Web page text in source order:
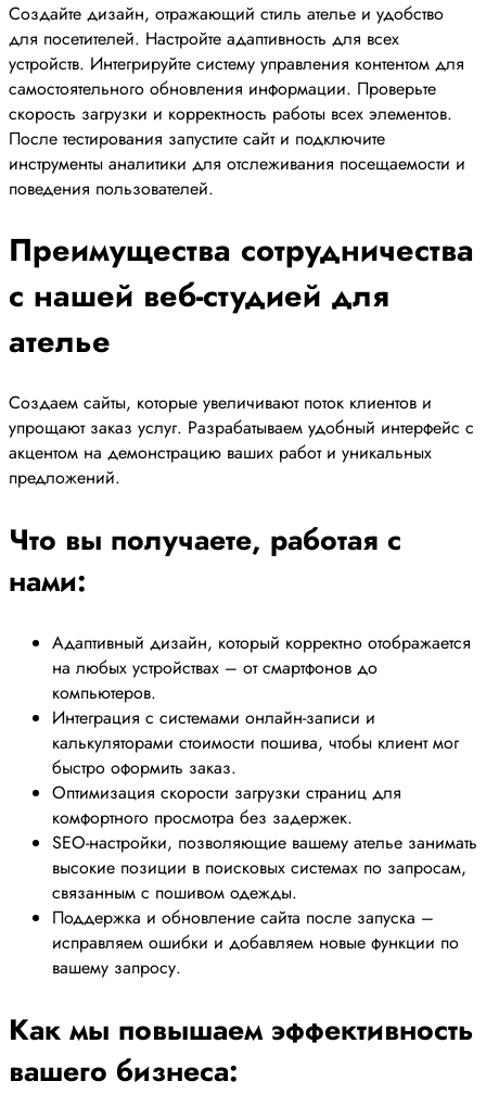
Создайте дизайн, отражающий стиль ателье и удобство
для посетителей. Настройте адаптивность для всех
устройств. Интегрируйте систему управления контентом для
самостоятельного обновления информации. Проверьте
скорость загрузки и корректность работы всех элементов.
После тестирования запустите сайт и подключите
инструменты аналитики для отслеживания посещаемости и
поведения пользователей.
Преимущества сотрудничества
с нашей веб-студией для
ателье
Создаем сайты, которые увеличивают поток клиентов и
упрощают заказ услуг. Разрабатываем удобный интерфейс с
акцентом на демонстрацию ваших работ и уникальных
предложений.
Что вы получаете, работая с
нами:
Адаптивный дизайн, который корректно отображается
на любых устройствах – от смартфонов до
компьютеров.
Интеграция с системами онлайн-записи и
калькуляторами стоимости пошива, чтобы клиент мог
быстро оформить заказ.
Оптимизация скорости загрузки страниц для
комфортного просмотра без задержек.
SEO-настройки, позволяющие вашему ателье занимать
высокие позиции в поисковых системах по запросам,
связанным с пошивом одежды.
Поддержка и обновление сайта после запуска –
исправляем ошибки и добавляем новые функции по
вашему запросу.
Как мы повышаем эффективность
вашего бизнеса: